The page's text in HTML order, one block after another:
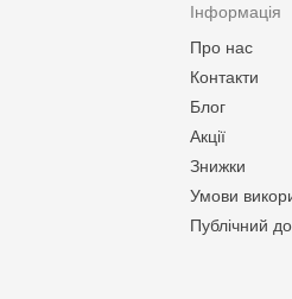
Інформація
Про нас
Контакти
Блог
Акції
Знижки
Умови
Публічний